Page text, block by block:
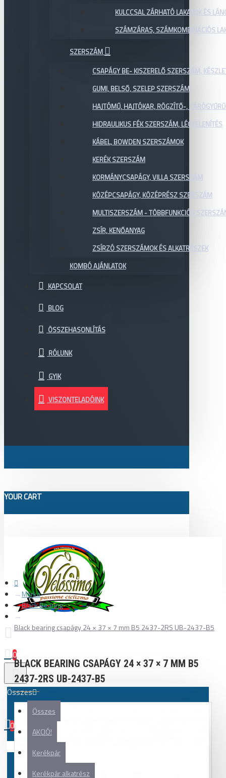
KULCCSAL ZÁRHATÓ LAKATOK ÉS
SZÁMZÁRAS, SZÁMKOMBINÁCIÓS
SZERSZÁM
CSAPÁGY BE- KISZERELŐ SZERSZÁM,
GUMI, BELSŐ, SZELEP SZERSZÁM
HAJTÓMŰ, HAJTÓKAR, RÖGZÍTŐ-,
HIDRAULIKUS FÉK SZERSZÁM, LÉGTELENÍTÉS
KÁBEL, BOWDEN SZERSZÁMOK
KERÉK SZERSZÁM
KORMÁNYCSAPÁGY, VILLA SZERSZÁM
KÖZÉPCSAPÁGY, KÖZÉPRÉSZ SZERSZÁM
MULTISZERSZÁM - TÖBBFUNKCIÓS
ZSÍR, KENŐANYAG
ZSÍRZÓ SZERSZÁMOK ÉS ALKATRÉSZEK
KOMBÓ AJÁNLATOK
KAPCSOLAT
BLOG
ÖSSZEHASONLÍTÁS
RÓLUNK
GYIK
VISZONTELADÓINK
YOUR CART
0
Összes
Összes
AKCIÓ!
Kerékpár
Kerékpár alkatrész
0
Márka
Black Bearing
Black bearing csapágy 24 × 37 × 7 mm B5 2437-2RS UB-2437-B5
BLACK BEARING CSAPÁGY 24 × 37 × 7 MM B5
2437-2RS UB-2437-B5